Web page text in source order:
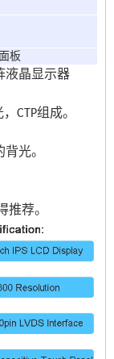
板
液晶显示器
CTP组成。
光。
推荐。